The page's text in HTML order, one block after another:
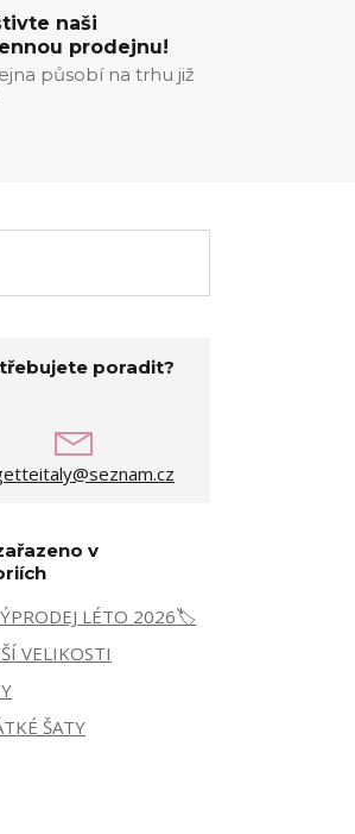
naši
prodejnu!
působí na trhu již
poradit?
v
LÉTO 2026🏷️
VELIKOSTI
ŠATY